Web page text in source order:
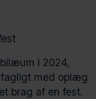
i 2024,
med oplæg
brag af en fest.